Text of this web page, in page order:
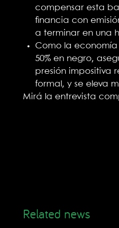
compensar esta
financia con
a terminar en una
Como la
50% en negro,
presión impositiva
formal, y se eleva
Mirá la entrevista
Related news